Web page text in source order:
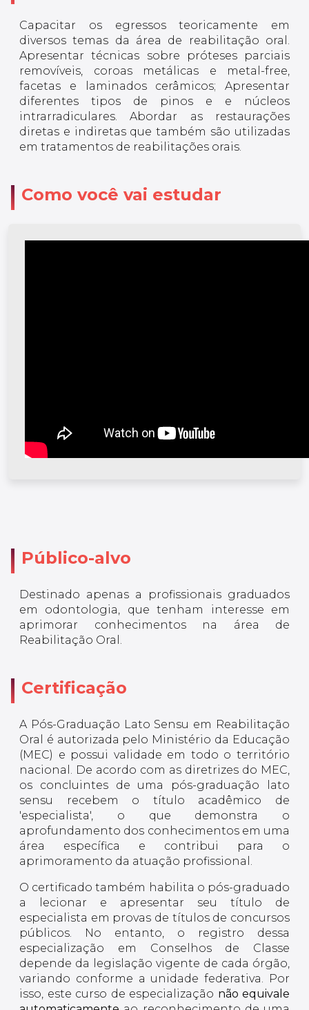
Capacitar os egressos teoricamente em
diversos temas da área de reabilitação oral.
Apresentar técnicas sobre próteses parciais
removíveis, coroas metálicas e metal-free,
facetas e laminados cerâmicos; Apresentar
diferentes tipos de pinos e e núcleos
intrarradiculares. Abordar as restaurações
diretas e indiretas que também são utilizadas
em tratamentos de reabilitações orais.
Como você vai estudar
Público-alvo
Destinado apenas a profissionais graduados
em odontologia, que tenham interesse em
aprimorar conhecimentos na área de
Reabilitação Oral.
Certificação
A Pós-Graduação Lato Sensu em Reabilitação
Oral é autorizada pelo Ministério da Educação
(MEC) e possui validade em todo o território
nacional. De acordo com as diretrizes do MEC,
os concluintes de uma pós-graduação lato
sensu recebem o título acadêmico de
'especialista', o que demonstra o
aprofundamento dos conhecimentos em uma
área específica e contribui para o
aprimoramento da atuação profissional.
O certificado também habilita o pós-graduado
a lecionar e apresentar seu título de
especialista em provas de títulos de concursos
públicos. No entanto, o registro dessa
especialização em Conselhos de Classe
depende da legislação vigente de cada órgão,
variando conforme a unidade federativa. Por
isso, este curso de especialização não equivale